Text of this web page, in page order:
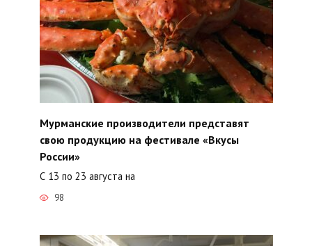
Мурманские производители представят
свою продукцию на фестивале «Вкусы
России»
С 13 по 23 августа на
98